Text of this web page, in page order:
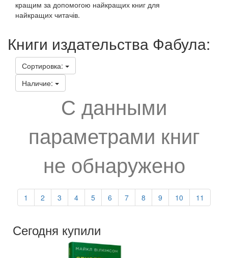
кращим за допомогою найкращих книг для
найкращих читачів.
Книги издательства Фабула:
Сортировка:
Наличие:
С данными
параметрами книг
не обнаружено
1 2 3 4 5 6 7 8 9 10 11
Сегодня купили